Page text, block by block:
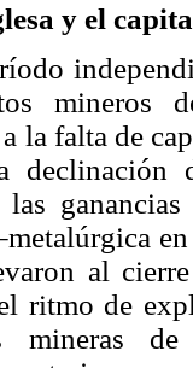
y el
mineros
la falta de
declinación
al
ritmo de
mineras